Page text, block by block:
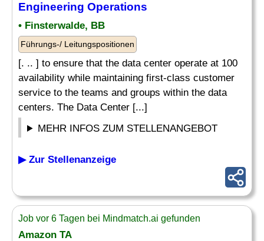
Engineering Operations
• Finsterwalde, BB
Führungs-/ Leitungspositionen
[. .. ] to ensure that the data center operate at 100
availability while maintaining first-class customer
service to the teams and groups within the data
centers. The Data Center [...]
MEHR INFOS ZUM STELLENANGEBOT
▶ Zur Stellenanzeige
Job vor 6 Tagen bei Mindmatch.ai gefunden
Amazon TA